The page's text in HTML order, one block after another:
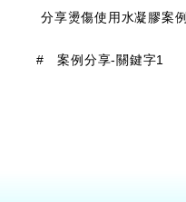
分享燙傷使用水凝膠案例
# 案例分享-關鍵字1